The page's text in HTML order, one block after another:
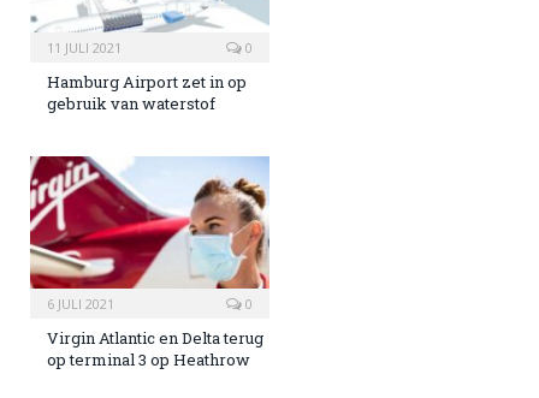
11 JULI 2021 0
Hamburg Airport zet in op
gebruik van waterstof
6 JULI 2021 0
Virgin Atlantic en Delta terug
op terminal 3 op Heathrow